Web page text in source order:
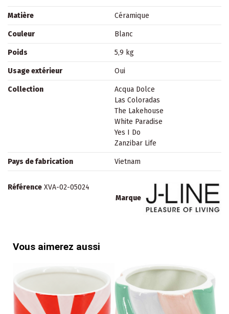
Matière Céramique
Couleur Blanc
Poids 5,9 kg
Usage extérieur Oui
Collection
Acqua Dolce
Las Coloradas
The Lakehouse
White Paradise
Yes I Do
Zanzibar Life
Pays de fabrication Vietnam
Marque
Référence XVA-02-05024
Vous aimerez aussi